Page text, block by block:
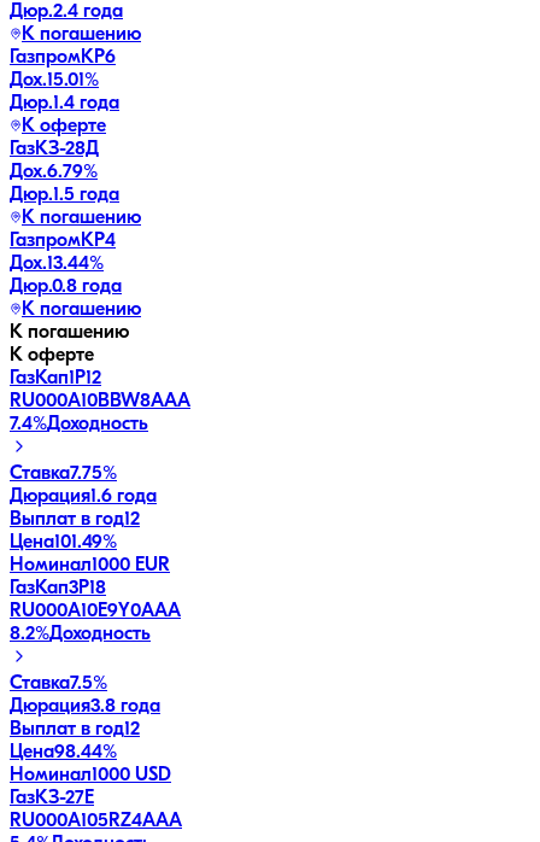
Дюр.2.4 года
К погашению
ГазпромКP6
Дох.15.01%
Дюр.1.4 года
К оферте
ГазКЗ-28Д
Дох.6.79%
Дюр.1.5 года
К погашению
ГазпромКP4
Дох.13.44%
Дюр.0.8 года
К погашению
К погашению
К оферте
ГазКап1P12
RU000A10BBW8AAA
7.4%Доходность
Ставка7.75%
Дюрация1.6 года
Выплат в год12
Цена101.49%
Номинал1000 EUR
ГазКап3P18
RU000A10E9Y0AAA
8.2%Доходность
Ставка7.5%
Дюрация3.8 года
Выплат в год12
Цена98.44%
Номинал1000 USD
ГазКЗ-27Е
RU000A105RZ4AAA